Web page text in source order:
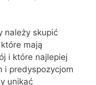
należy skupić
mają
i które najlepiej
i predyspozycjom
unikać